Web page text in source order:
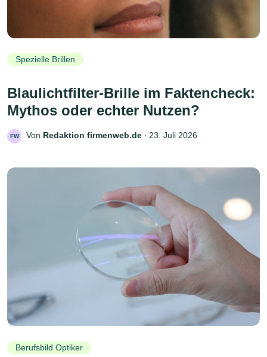
Spezielle Brillen
Blaulichtfilter-Brille im Faktencheck:
Mythos oder echter Nutzen?
FW Von Redaktion firmenweb.de ‧ 23. Juli 2026
Berufsbild Optiker